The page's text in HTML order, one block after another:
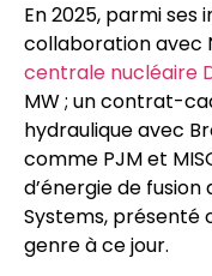
En 2025, parmi
collaboration avec
centrale nucléaire
MW ; un contrat-
hydraulique avec
comme PJM et
d’énergie de
Systems, présenté
genre à ce jour.